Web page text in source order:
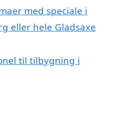
med speciale i
eller hele Gladsaxe
til tilbygning i